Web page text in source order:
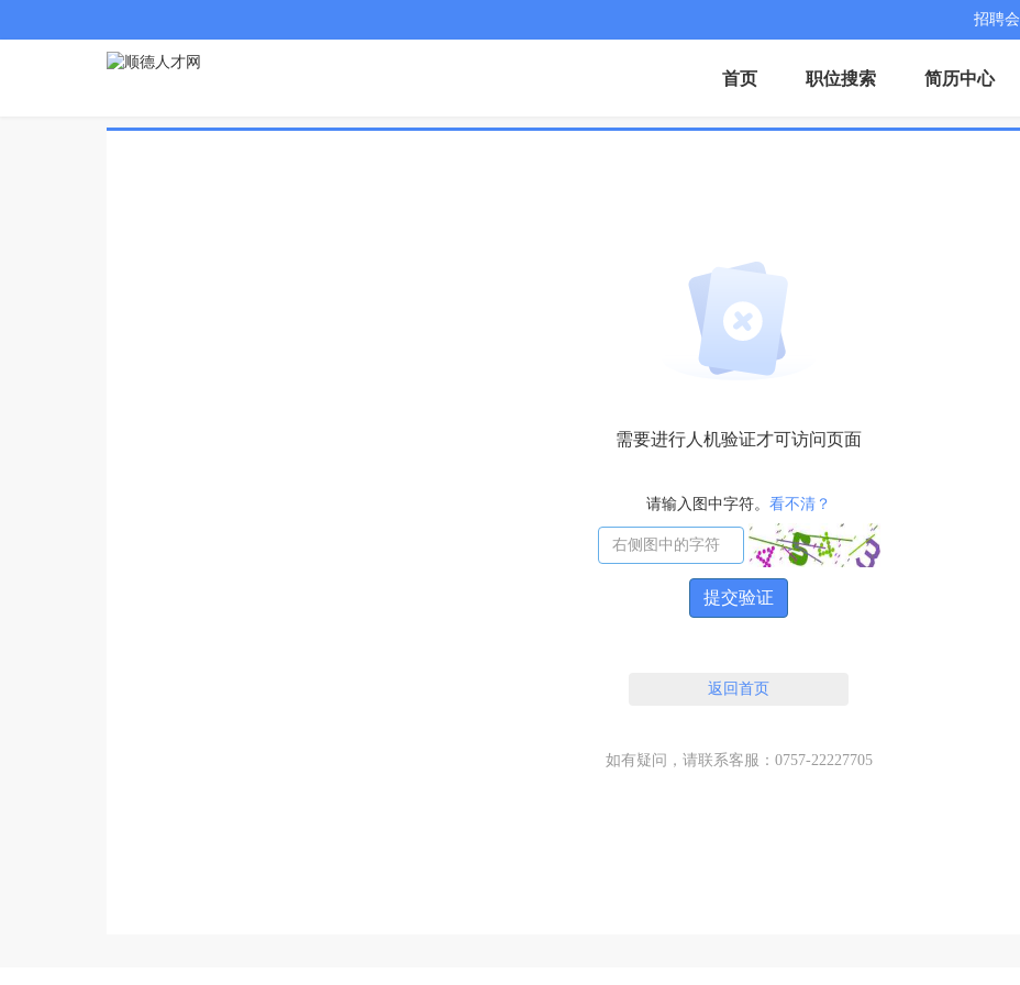
招聘会
首页 职位搜索 简历中心
需要进行人机验证才可访问页面
请输入图中字符。 看不清？
提交验证
返回首页
如有疑问，请联系客服：0757-22227705